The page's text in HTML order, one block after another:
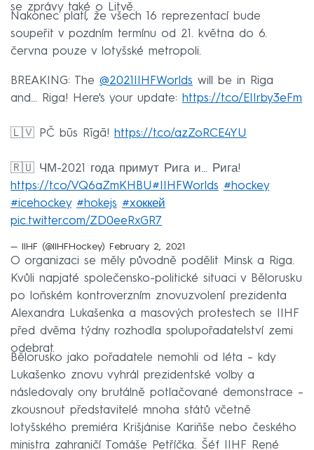
se zprávy také o Litvě.
Nakonec platí, že všech 16 reprezentací bude
soupeřit v pozdním termínu od 21. května do 6.
června pouze v lotyšské metropoli.
BREAKING: The @2021IIHFWorlds will be in Riga
and... Riga! Here's your update: https://t.co/EIIrby3eFm
🇱🇻 PČ būs Rīgā! https://t.co/azZoRCE4YU
🇷🇺 ЧМ-2021 года примут Рига и... Рига!
https://t.co/VQ6aZmKHBU#IIHFWorlds #hockey
#icehockey #hokejs #хоккей
pic.twitter.com/ZD0eeRxGR7
— IIHF (@IIHFHockey) February 2, 2021
O organizaci se měly původně podělit Minsk a Riga.
Kvůli napjaté společensko-politické situaci v Bělorusku
po loňském kontroverzním znovuzvolení prezidenta
Alexandra Lukašenka a masových protestech se IIHF
před dvěma týdny rozhodla spolupořadatelství zemi
odebrat.
Bělorusko jako pořadatele nemohli od léta – kdy
Lukašenko znovu vyhrál prezidentské volby a
následovaly ony brutálně potlačované demonstrace –
zkousnout představitelé mnoha států včetně
lotyšského premiéra Krišjánise Kariňše nebo českého
ministra zahraničí Tomáše Petříčka. Šéf IIHF René